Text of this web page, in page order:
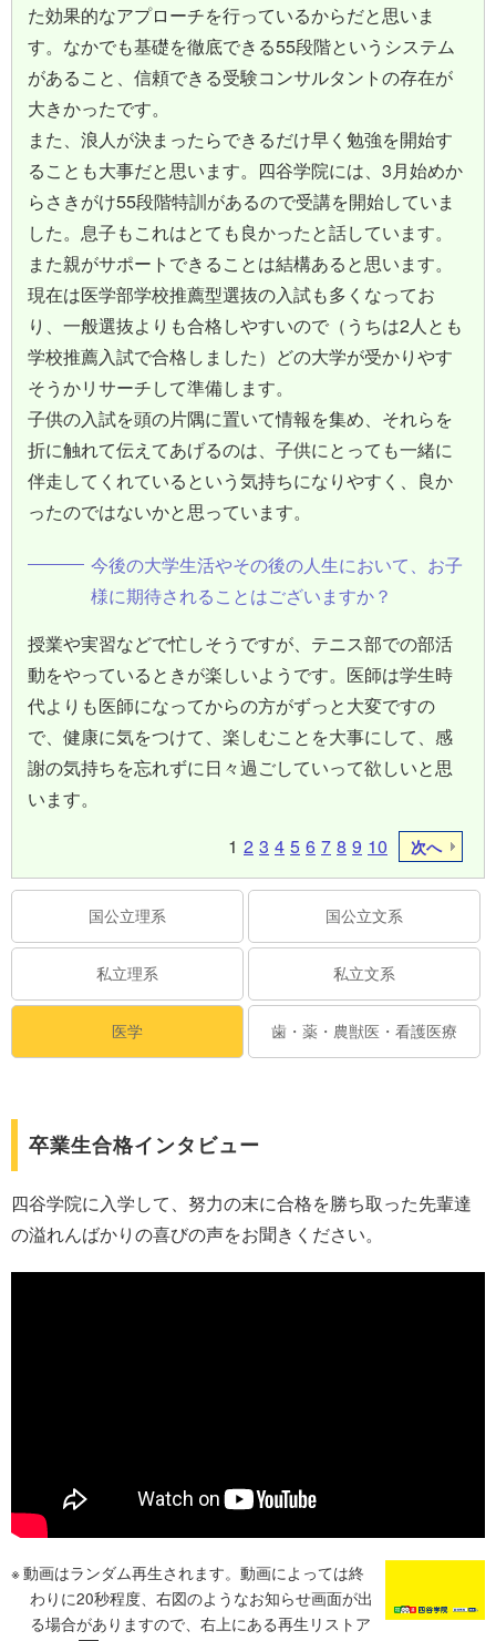
た効果的なアプローチを行っているからだと思いま
す。なかでも基礎を徹底できる55段階というシステム
があること、信頼できる受験コンサルタントの存在が
大きかったです。
また、浪人が決まったらできるだけ早く勉強を開始す
ることも大事だと思います。四谷学院には、3月始めか
らさきがけ55段階特訓があるので受講を開始していま
した。息子もこれはとても良かったと話しています。
また親がサポートできることは結構あると思います。
現在は医学部学校推薦型選抜の入試も多くなってお
り、一般選抜よりも合格しやすいので（うちは2人とも
学校推薦入試で合格しました）どの大学が受かりやす
そうかリサーチして準備します。
子供の入試を頭の片隅に置いて情報を集め、それらを
折に触れて伝えてあげるのは、子供にとっても一緒に
伴走してくれているという気持ちになりやすく、良か
ったのではないかと思っています。
今後の大学生活やその後の人生において、お子
様に期待されることはございますか？
授業や実習などで忙しそうですが、テニス部での部活
動をやっているときが楽しいようです。医師は学生時
代よりも医師になってからの方がずっと大変ですの
で、健康に気をつけて、楽しむことを大事にして、感
謝の気持ちを忘れずに日々過ごしていって欲しいと思
います。
1 2 3 4 5 6 7 8 9 10 次へ
国公立理系 国公立文系
私立理系 私立文系
医学 歯・薬・農獣医・看護医療
卒業生合格インタビュー
四谷学院に入学して、努力の末に合格を勝ち取った先輩達
の溢れんばかりの喜びの声をお聞きください。
動画はランダム再生されます。動画によっては終
わりに20秒程度、右図のようなお知らせ画面が出
る場合がありますので、右上にある再生リストア